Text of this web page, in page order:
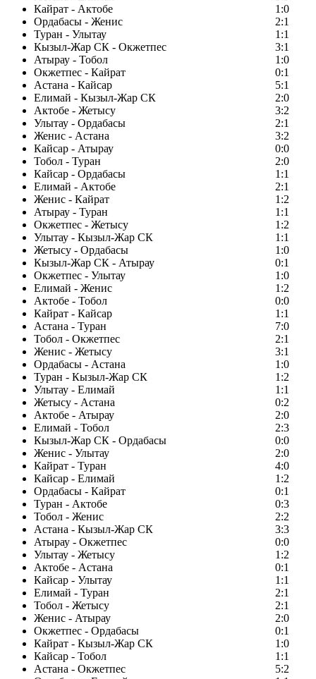
Кайрат - Актобе
1:0
Ордабасы - Женис
2:1
Туран - Улытау
1:1
Кызыл-Жар СК - Окжетпес
3:1
Атырау - Тобол
1:0
Окжетпес - Кайрат
0:1
Астана - Кайсар
5:1
Елимай - Кызыл-Жар СК
2:0
Актобе - Жетысу
3:2
Улытау - Ордабасы
2:1
Женис - Астана
3:2
Кайсар - Атырау
0:0
Тобол - Туран
2:0
Кайсар - Ордабасы
1:1
Елимай - Актобе
2:1
Женис - Кайрат
1:2
Атырау - Туран
1:1
Окжетпес - Жетысу
1:2
Улытау - Кызыл-Жар СК
1:1
Жетысу - Ордабасы
1:0
Кызыл-Жар СК - Атырау
0:1
Окжетпес - Улытау
1:0
Елимай - Женис
1:2
Актобе - Тобол
0:0
Кайрат - Кайсар
1:1
Астана - Туран
7:0
Тобол - Окжетпес
2:1
Женис - Жетысу
3:1
Ордабасы - Астана
1:0
Туран - Кызыл-Жар СК
1:2
Улытау - Елимай
1:1
Жетысу - Астана
0:2
Актобе - Атырау
2:0
Елимай - Тобол
2:3
Кызыл-Жар СК - Ордабасы
0:0
Женис - Улытау
2:0
Кайрат - Туран
4:0
Кайсар - Елимай
1:2
Ордабасы - Кайрат
0:1
Туран - Актобе
0:3
Тобол - Женис
2:2
Астана - Кызыл-Жар СК
3:3
Атырау - Окжетпес
0:0
Улытау - Жетысу
1:2
Актобе - Астана
0:1
Кайсар - Улытау
1:1
Елимай - Туран
2:1
Тобол - Жетысу
2:1
Женис - Атырау
2:0
Окжетпес - Ордабасы
0:1
Кайрат - Кызыл-Жар СК
1:0
Кайсар - Тобол
1:1
Астана - Окжетпес
5:2